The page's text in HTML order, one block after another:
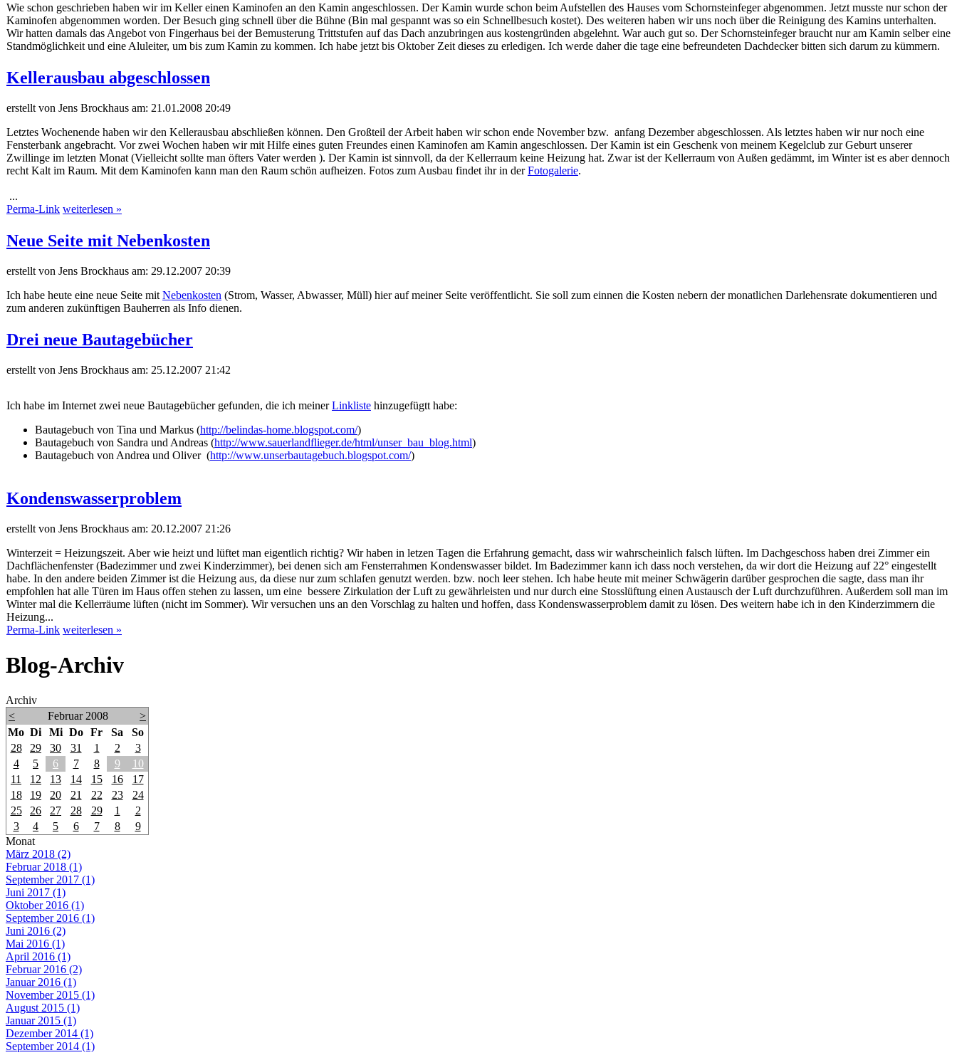
Wie schon geschrieben haben wir im Keller einen Kaminofen an den Kamin angeschlossen. Der Kamin wurde schon beim Aufstellen des Hauses vom Schornsteinfeger abgenommen. Jetzt musste nur schon der
Kaminofen abgenommen worden. Der Besuch ging schnell über die Bühne (Bin mal gespannt was so ein Schnellbesuch kostet). Des weiteren haben wir uns noch über die Reinigung des Kamins unterhalten.
Wir hatten damals das Angebot von Fingerhaus bei der Bemusterung Trittstufen auf das Dach anzubringen aus kostengründen abgelehnt. War auch gut so. Der Schornsteinfeger braucht nur am Kamin selber eine
Standmöglichkeit und eine Aluleiter, um bis zum Kamin zu kommen. Ich habe jetzt bis Oktober Zeit dieses zu erledigen. Ich werde daher die tage eine befreundeten Dachdecker bitten sich darum zu kümmern.
Kellerausbau abgeschlossen
erstellt von Jens Brockhaus am: 21.01.2008 20:49
Letztes Wochenende haben wir den Kellerausbau abschließen können. Den Großteil der Arbeit haben wir schon ende November bzw. anfang Dezember abgeschlossen. Als letztes haben wir nur noch eine
Fensterbank angebracht. Vor zwei Wochen haben wir mit Hilfe eines guten Freundes einen Kaminofen am Kamin angeschlossen. Der Kamin ist ein Geschenk von meinem Kegelclub zur Geburt unserer
Zwillinge im letzten Monat (Vielleicht sollte man öfters Vater werden ). Der Kamin ist sinnvoll, da der Kellerraum keine Heizung hat. Zwar ist der Kellerraum von Außen gedämmt, im Winter ist es aber dennoch
recht Kalt im Raum. Mit dem Kaminofen kann man den Raum schön aufheizen. Fotos zum Ausbau findet ihr in derFotogalerie.
...
Perma-Link weiterlesen »
Neue Seite mit Nebenkosten
erstellt von Jens Brockhaus am: 29.12.2007 20:39
Ich habe heute eine neue Seite mit Nebenkosten (Strom, Wasser, Abwasser, Müll) hier auf meiner Seite veröffentlicht. Sie soll zum einnen die Kosten nebern der monatlichen Darlehensrate dokumentieren und
zum anderen zukünftigen Bauherren als Info dienen.
Drei neue Bautagebücher
erstellt von Jens Brockhaus am: 25.12.2007 21:42
Ich habe im Internet zwei neue Bautagebücher gefunden, die ich meinerLinkliste hinzugefügtt habe:
Bautagebuch von Tina und Markus (http://belindas-home.blogspot.com/)
Bautagebuch von Sandra und Andreas (http://www.sauerlandflieger.de/html/unser_bau_blog.html)
Bautagebuch von Andrea und Oliver (http://www.unserbautagebuch.blogspot.com/)
Kondenswasserproblem
erstellt von Jens Brockhaus am: 20.12.2007 21:26
Winterzeit = Heizungszeit. Aber wie heizt und lüftet man eigentlich richtig? Wir haben in letzen Tagen die Erfahrung gemacht, dass wir wahrscheinlich falsch lüften. Im Dachgeschoss haben drei Zimmer ein
Dachflächenfenster (Badezimmer und zwei Kinderzimmer), bei denen sich am Fensterrahmen Kondenswasser bildet. Im Badezimmer kann ich dass noch verstehen, da wir dort die Heizung auf 22° eingestellt
habe. In den andere beiden Zimmer ist die Heizung aus, da diese nur zum schlafen genutzt werden. bzw. noch leer stehen. Ich habe heute mit meiner Schwägerin darüber gesprochen die sagte, dass man ihr
empfohlen hat alle Türen im Haus offen stehen zu lassen, um eine bessere Zirkulation der Luft zu gewährleisten und nur durch eine Stosslüftung einen Austausch der Luft durchzuführen. Außerdem soll man im
Winter mal die Kellerräume lüften (nicht im Sommer). Wir versuchen uns an den Vorschlag zu halten und hoffen, dass Kondenswasserproblem damit zu lösen. Des weitern habe ich in den Kinderzimmern die
Heizung...
Perma-Link weiterlesen »
Blog-Archiv
Archiv
<
Februar 2008
>
Mo Di Mi Do Fr Sa
So
28
29 30 31 1 2
3
4
5 6 7 8 9
10
11
12 13 14 15 16
17
18
19 20 21 22 23
24
25
26 27 28 29 1
2
3
4 5 6 7 8
9
Monat
März 2018 (2)
Februar 2018 (1)
September 2017 (1)
Juni 2017 (1)
Oktober 2016 (1)
September 2016 (1)
Juni 2016 (2)
Mai 2016 (1)
April 2016 (1)
Februar 2016 (2)
Januar 2016 (1)
November 2015 (1)
August 2015 (1)
Januar 2015 (1)
Dezember 2014 (1)
September 2014 (1)